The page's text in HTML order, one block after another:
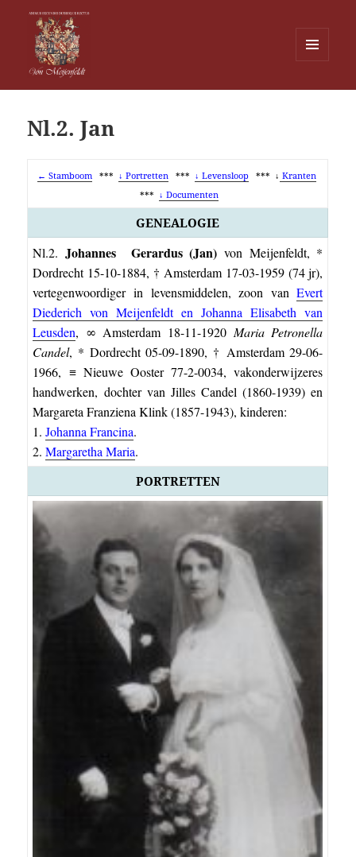
WIDGETS
Nl.2. Jan
← Stamboom*** ↓ Portretten*** ↓ Levensloop*** ↓ Kranten
*** ↓ Documenten
GENEALOGIE
Nl.2.Johannes Gerardus (Jan)von Meijenfeldt, *
Dordrecht 15-10-1884, † Amsterdam 17-03-1959 (74 jr),
vertegenwoordiger in levensmiddelen, zoon vanEvert
Diederich von Meijenfeldt en Johanna Elisabeth van
Leusden, ∞ Amsterdam 18-11-1920Maria Petronella
Candel, * Dordrecht 05-09-1890, † Amsterdam 29-06-
1966, ≡ Nieuwe Ooster 77-2-0034, vakonderwijzeres
handwerken, dochter van Jilles Candel (1860-1939) en
Margareta Franziena Klink (1857-1943), kinderen:
1.Johanna Francina.
2.Margaretha Maria.
PORTRETTEN